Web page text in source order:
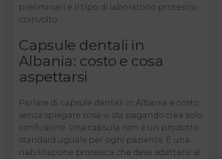
preliminari e il tipo di laboratorio protesico
coinvolto.
Capsule dentali in
Albania: costo e cosa
aspettarsi
Parlare di capsule dentali in Albania e costo
senza spiegare cosa si sta pagando crea solo
confusione. Una capsula non è un prodotto
standard uguale per ogni paziente. È una
riabilitazione protesica che deve adattarsi al